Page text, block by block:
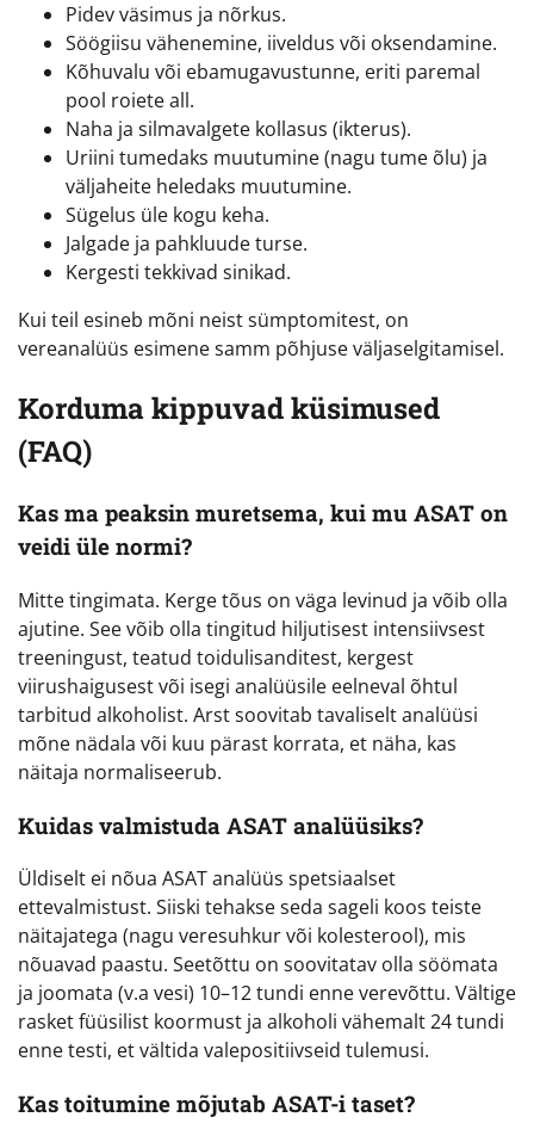
Pidev väsimus ja nõrkus.
Söögiisu vähenemine, iiveldus või oksendamine.
Kõhuvalu või ebamugavustunne, eriti paremal
pool roiete all.
Naha ja silmavalgete kollasus (ikterus).
Uriini tumedaks muutumine (nagu tume õlu) ja
väljaheite heledaks muutumine.
Sügelus üle kogu keha.
Jalgade ja pahkluude turse.
Kergesti tekkivad sinikad.
Kui teil esineb mõni neist sümptomitest, on
vereanalüüs esimene samm põhjuse väljaselgitamisel.
Korduma kippuvad küsimused
(FAQ)
Kas ma peaksin muretsema, kui mu ASAT on
veidi üle normi?
Mitte tingimata. Kerge tõus on väga levinud ja võib olla
ajutine. See võib olla tingitud hiljutisest intensiivsest
treeningust, teatud toidulisanditest, kergest
viirushaigusest või isegi analüüsile eelneval õhtul
tarbitud alkoholist. Arst soovitab tavaliselt analüüsi
mõne nädala või kuu pärast korrata, et näha, kas
näitaja normaliseerub.
Kuidas valmistuda ASAT analüüsiks?
Üldiselt ei nõua ASAT analüüs spetsiaalset
ettevalmistust. Siiski tehakse seda sageli koos teiste
näitajatega (nagu veresuhkur või kolesterool), mis
nõuavad paastu. Seetõttu on soovitatav olla söömata
ja joomata (v.a vesi) 10–12 tundi enne verevõttu. Vältige
rasket füüsilist koormust ja alkoholi vähemalt 24 tundi
enne testi, et vältida valepositiivseid tulemusi.
Kas toitumine mõjutab ASAT-i taset?